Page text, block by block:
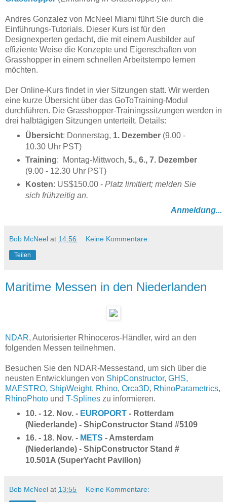
Andres Gonzalez von McNeel Miami führt Sie durch die
Einführungs-Tutorials. Dieser Kurs ist für den
Designexperten gedacht, die mit einem Ausbilder auf
effiziente Weise die Konzepte und Eigenschaften von
Grasshopper in einem schnellen Arbeitstempo lernen
möchten.
Der Online-Kurs findet in vier Sitzungen statt. Wir werden
eine kurze Übersicht über das GoToTraining-Modul
durchführen. Die Grasshopper-Trainingssitzungen werden in
drei halbtägigen Sitzungen unterteilt. Details:
Übersicht: Donnerstag, 1. Dezember(9.00 -
10.30 Uhr PST)
Training: Montag-Mittwoch, 5., 6., 7. Dezember
(9.00 - 12.30 Uhr PST)
Kosten: US$150.00 - Platz limitiert; melden Sie
sich frühzeitig an.
Anmeldung...
Bob McNeel at 14:56 Keine Kommentare:
Teilen
Maritime Messen in den Niederlanden
NDAR, Autorisierter Rhinoceros-Händler, wird an den
folgenden Messen teilnehmen.
Besuchen Sie den NDAR-Messestand, um sich über die
neusten Entwicklungen von ShipConstructor, GHS,
MAESTRO, ShipWeight, Rhino, Orca3D, RhinoParametrics,
RhinoPhoto und T-Splines zu informieren.
10. - 12. Nov. - EUROPORT- Rotterdam
(Niederlande) - ShipConstructor Stand #5109
16. - 18. Nov. - METS - Amsterdam
(Niederlande) - ShipConstructor Stand #
10.501A (SuperYacht Pavillon)
Bob McNeel at 13:55 Keine Kommentare: